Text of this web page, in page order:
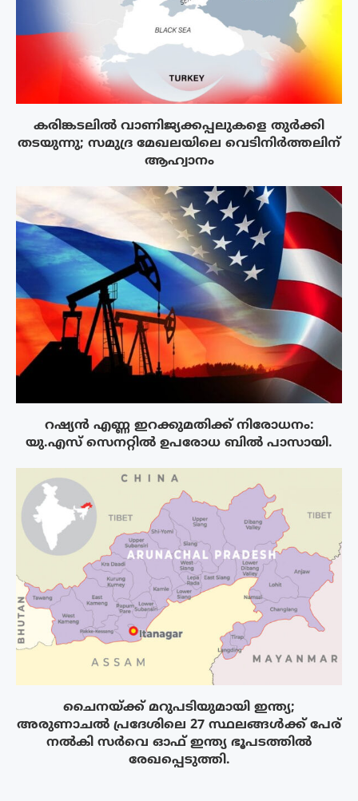
കരിങ്കടലിൽ വാണിജ്യക്കപ്പലുകളെ തുർക്കി
തടയുന്നു; സമുദ്ര മേഖലയിലെ വെടിനിർത്തലിന്
ആഹ്വാനം
റഷ്യൻ എണ്ണ ഇറക്കുമതിക്ക് നിരോധനം:
യു.എസ് സെനറ്റിൽ ഉപരോധ ബിൽ പാസായി.
ചൈനയ്ക്ക് മറുപടിയുമായി ഇന്ത്യ;
അരുണാചൽ പ്രദേശിലെ 27 സ്ഥലങ്ങൾക്ക് പേര്
നൽകി സർവെ ഓഫ് ഇന്ത്യ ഭൂപടത്തിൽ
രേഖപ്പെടുത്തി.